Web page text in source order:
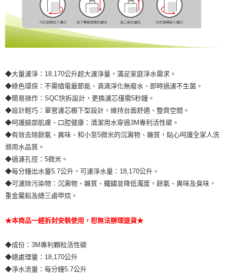
◆大量濾淨：18,170公升超大濾淨量，滿足家庭淨水需求。
◆綠色環保：不需插電最節能、滴滴淨化無廢水、即時過濾不生菌。
◆簡易操作：SQC快拆設計，更換濾芯僅需5秒鐘。
◆設計輕巧：單管濾芯櫥下型設計，維持台面舒適、整齊空間。
◆呵護臉部肌膚、口腔健康：清潔用水穿過3M專利活性碳。
◆有效去除餘氯、異味、和小至5微米的沉澱物、雜質，貼心呵護全家人洗
滌用水品質。
◆過濾孔徑：5微米。
◆每分鐘出水量5.7公升，可濾淨水量：18,170公升。
◆可濾除污染物：沉澱物、雜質、鐵鏽並降低濁度，餘氯、異味及臭味，
重金屬鉛及總三鹵甲烷。
★本商品一經拆封安裝使用，恕無法辦理退貨★
◆成份：3M專利顆粒活性碳
◆總處理量：18,170公升
◆淨水流量：每分鐘5.7公升